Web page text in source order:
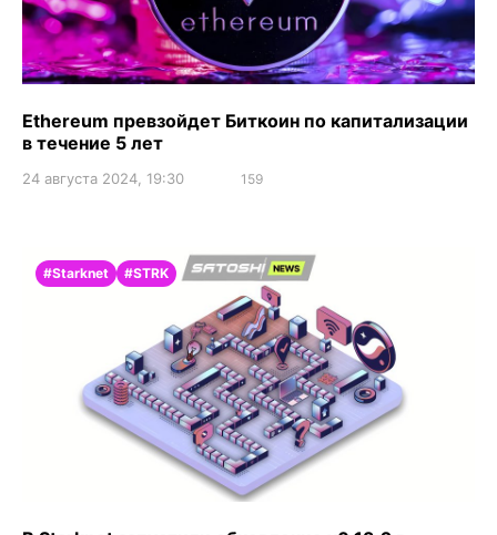
Ethereum превзойдет Биткоин по капитализации
в течение 5 лет
24 августа 2024, 19:30 159
#Starknet #STRK